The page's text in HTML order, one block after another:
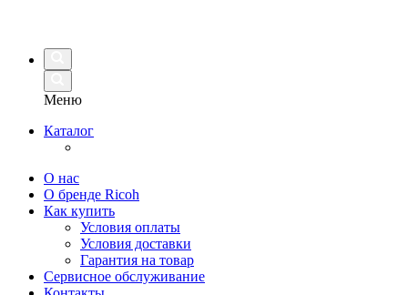
Меню
Каталог
О нас
О бренде Ricoh
Как купить
Условия оплаты
Условия доставки
Гарантия на товар
Сервисное обслуживание